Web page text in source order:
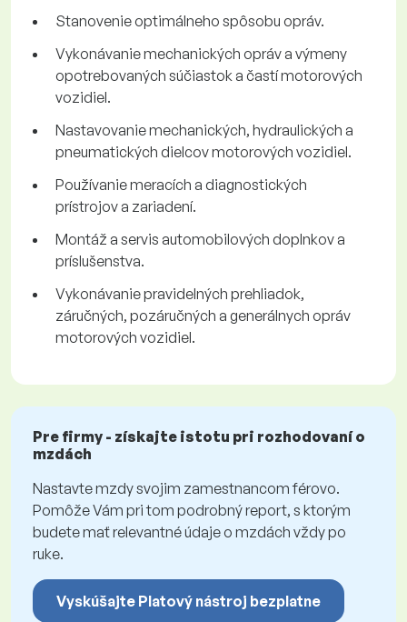
Stanovenie optimálneho spôsobu opráv.
Vykonávanie mechanických opráv a výmeny
opotrebovaných súčiastok a častí motorových
vozidiel.
Nastavovanie mechanických, hydraulických a
pneumatických dielcov motorových vozidiel.
Používanie meracích a diagnostických
prístrojov a zariadení.
Montáž a servis automobilových doplnkov a
príslušenstva.
Vykonávanie pravidelných prehliadok,
záručných, pozáručných a generálnych opráv
motorových vozidiel.
Pre firmy - získajte istotu pri rozhodovaní o
mzdách
Nastavte mzdy svojim zamestnancom férovo.
Pomôže Vám pri tom podrobný report, s ktorým
budete mať relevantné údaje o mzdách vždy po
ruke.
Vyskúšajte Platový nástroj bezplatne